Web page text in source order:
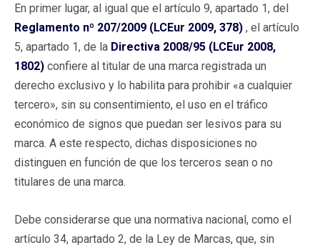
En primer lugar, al igual que el artículo 9, apartado 1, del
Reglamento nº 207/2009 (LCEur 2009, 378) , el artículo
5, apartado 1, de la Directiva 2008/95 (LCEur 2008,
1802) confiere al titular de una marca registrada un
derecho exclusivo y lo habilita para prohibir «a cualquier
tercero», sin su consentimiento, el uso en el tráfico
económico de signos que puedan ser lesivos para su
marca. A este respecto, dichas disposiciones no
distinguen en función de que los terceros sean o no
titulares de una marca.
Debe considerarse que una normativa nacional, como el
artículo 34, apartado 2, de la Ley de Marcas, que, sin